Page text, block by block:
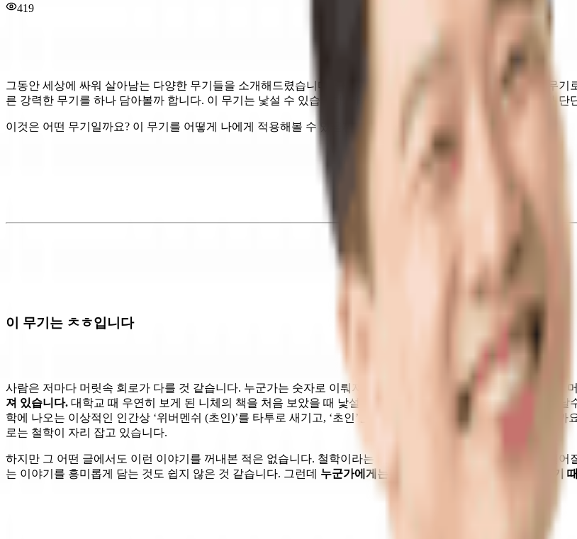
419
그동안 세상에 싸워 살아남는 다양한 무기들을 소개해드렸습니다. 글쓰기를 무기로, 부동산을 무기로, 빌런을 무
른 강력한 무기를 하나 담아볼까 합니다. 이 무기는 낯설 수 있습니다. 하지만 잘 마주하고 활용하면 그 누구보다 단
이것은 어떤 무기일까요? 이 무기를 어떻게 나에게 적용해볼 수 있을까요?
이 무기는 ㅊㅎ입니다
사람은 저마다 머릿속 회로가 다를 것 같습니다. 누군가는 숫자로 이뤄져 있고, 누구는 감성으로 가득하죠. 초인의
져 있습니다. 대학교 때 우연히 보게 된 니체의 책을 처음 보았을 때 낯설었지만 그 이야기가 맴돌았고, 시간이 지
학에 나오는 이상적인 인간상 ‘위버멘쉬 (초인)’를 타투로 새기고, ‘초인’을 또 다른 자아의 이름으로 쓰게 되었을
로는 철학이 자리 잡고 있습니다.
하지만 그 어떤 글에서도 이런 이야기를 꺼내본 적은 없습니다. 철학이라는 이야기를 담자마자 벌써 관심도가 떨
는 이야기를 흥미롭게 담는 것도 쉽지 않은 것 같습니다. 그런데 누군가에게는 철학이 강력한 무기가 될 수도 있기